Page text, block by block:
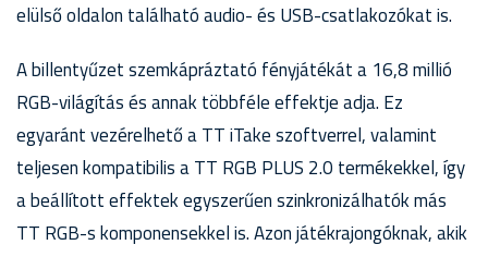
elülső oldalon található audio- és USB-csatlakozókat is.
A billentyűzet szemkápráztató fényjátékát a 16,8 millió
RGB-világítás és annak többféle effektje adja. Ez
egyaránt vezérelhető a TT iTake szoftverrel, valamint
teljesen kompatibilis a TT RGB PLUS 2.0 termékekkel, így
a beállított effektek egyszerűen szinkronizálhatók más
TT RGB-s komponensekkel is. Azon játékrajongóknak, akik